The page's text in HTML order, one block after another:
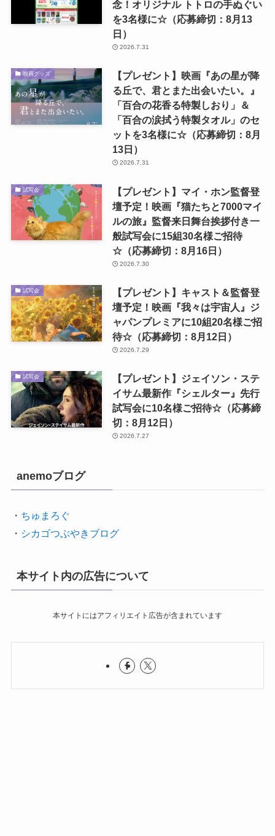
念！オリジナル トトロの手ぬぐい
を3名様に☆（応募締切：8月13
日）
2026.7.31
映画グッズ
【プレゼント】映画『あの星が降
る丘で、君とまた出会いたい。』
「百合の花香る特製しおり」＆
「百合の涙拭う特製タオル」のセ
ットを3名様に☆（応募締切：8月
13日）
2026.7.31
試写会
【プレゼント】マイ・ホン監督登
壇予定！映画『猫たちと7000マイ
ルの旅』監督来日舞台挨拶付き一
般試写会に15組30名様ご招待
☆（応募締切：8月16日）
2026.7.30
試写会
【プレゼント】キャスト＆監督登
壇予定！映画『我々は宇宙人』ジ
ャパンプレミアに10組20名様ご招
待☆（応募締切：8月12日）
2026.7.29
試写会
【プレゼント】ジェイソン・ステ
イサム最新作『シェルター』先行
試写会に10名様ご招待☆（応募締
切：8月12日）
2026.7.27
anemoブログ
・ ちゅまろぐ
・ シカゴつぶやきブログ
本サイト内の広告について
本サイトにはアフィリエイト広告が含まれています